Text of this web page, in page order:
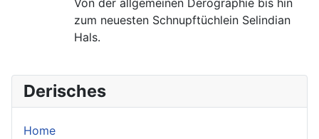
Derisches
Home
Von der allgemeinen Derographie bis hin
zum neuesten Schnupftüchlein Selindian
Hals.